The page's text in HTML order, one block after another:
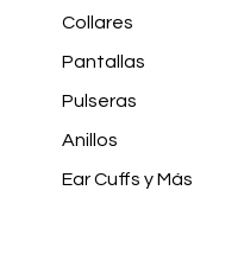
Collares
Pantallas
Pulseras
Anillos
Ear Cuffs y Más